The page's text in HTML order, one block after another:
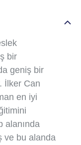
bir
geniş bir
İlker Can
en iyi
alanında
ve bu alanda